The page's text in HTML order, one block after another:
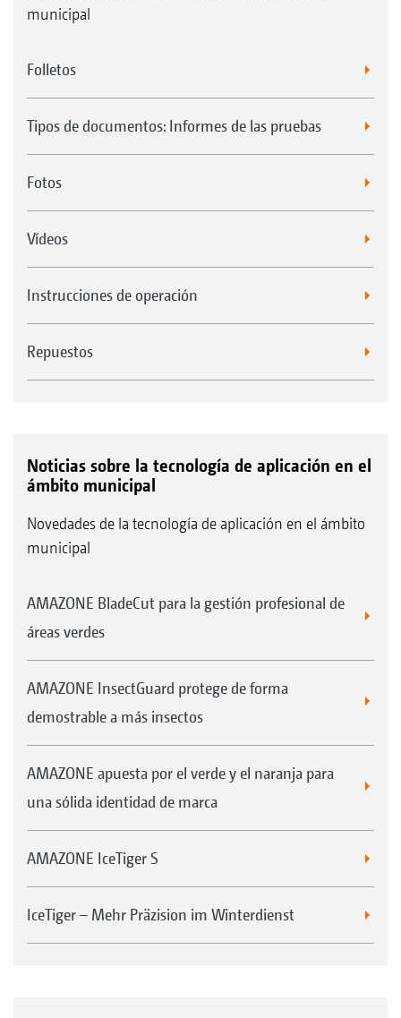
municipal
Folletos
Tipos de documentos: Informes de las pruebas
Fotos
Vídeos
Instrucciones de operación
Repuestos
Noticias sobre la tecnología de aplicación en el
ámbito municipal
Novedades de la tecnología de aplicación en el ámbito
municipal
AMAZONE BladeCut para la gestión profesional de
áreas verdes
AMAZONE InsectGuard protege de forma
demostrable a más insectos
AMAZONE apuesta por el verde y el naranja para
una sólida identidad de marca
AMAZONE IceTiger S
IceTiger – Mehr Präzision im Winterdienst